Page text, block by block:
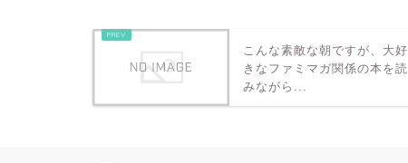
こんな素敵な朝ですが、大好
きなファミマガ関係の本を読
みながら...